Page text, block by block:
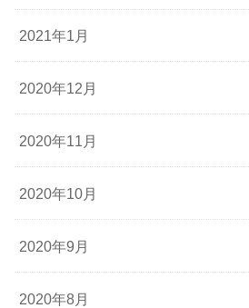
2021年1月
2020年12月
2020年11月
2020年10月
2020年9月
2020年8月